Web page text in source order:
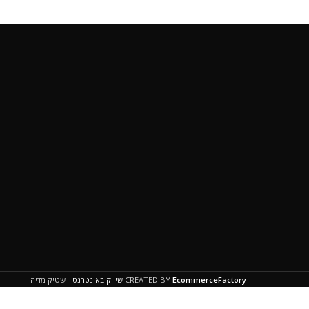
CREATED BY EcommerceFactory שיווק באינטרנט - שטיק מדיה